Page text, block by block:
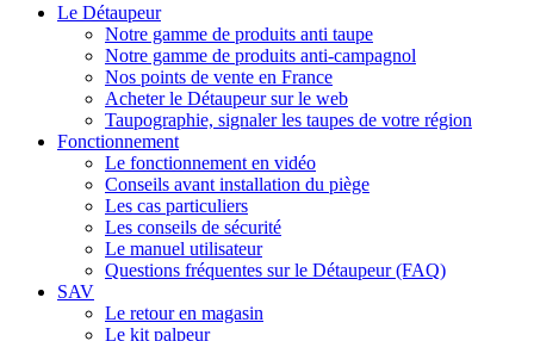
Le Détaupeur
Notre gamme de produits anti taupe
Notre gamme de produits anti-campagnol
Nos points de vente en France
Acheter le Détaupeur sur le web
Taupographie, signaler les taupes de votre région
Fonctionnement
Le fonctionnement en vidéo
Conseils avant installation du piège
Les cas particuliers
Les conseils de sécurité
Le manuel utilisateur
Questions fréquentes sur le Détaupeur (FAQ)
SAV
Le retour en magasin
Le kit palpeur